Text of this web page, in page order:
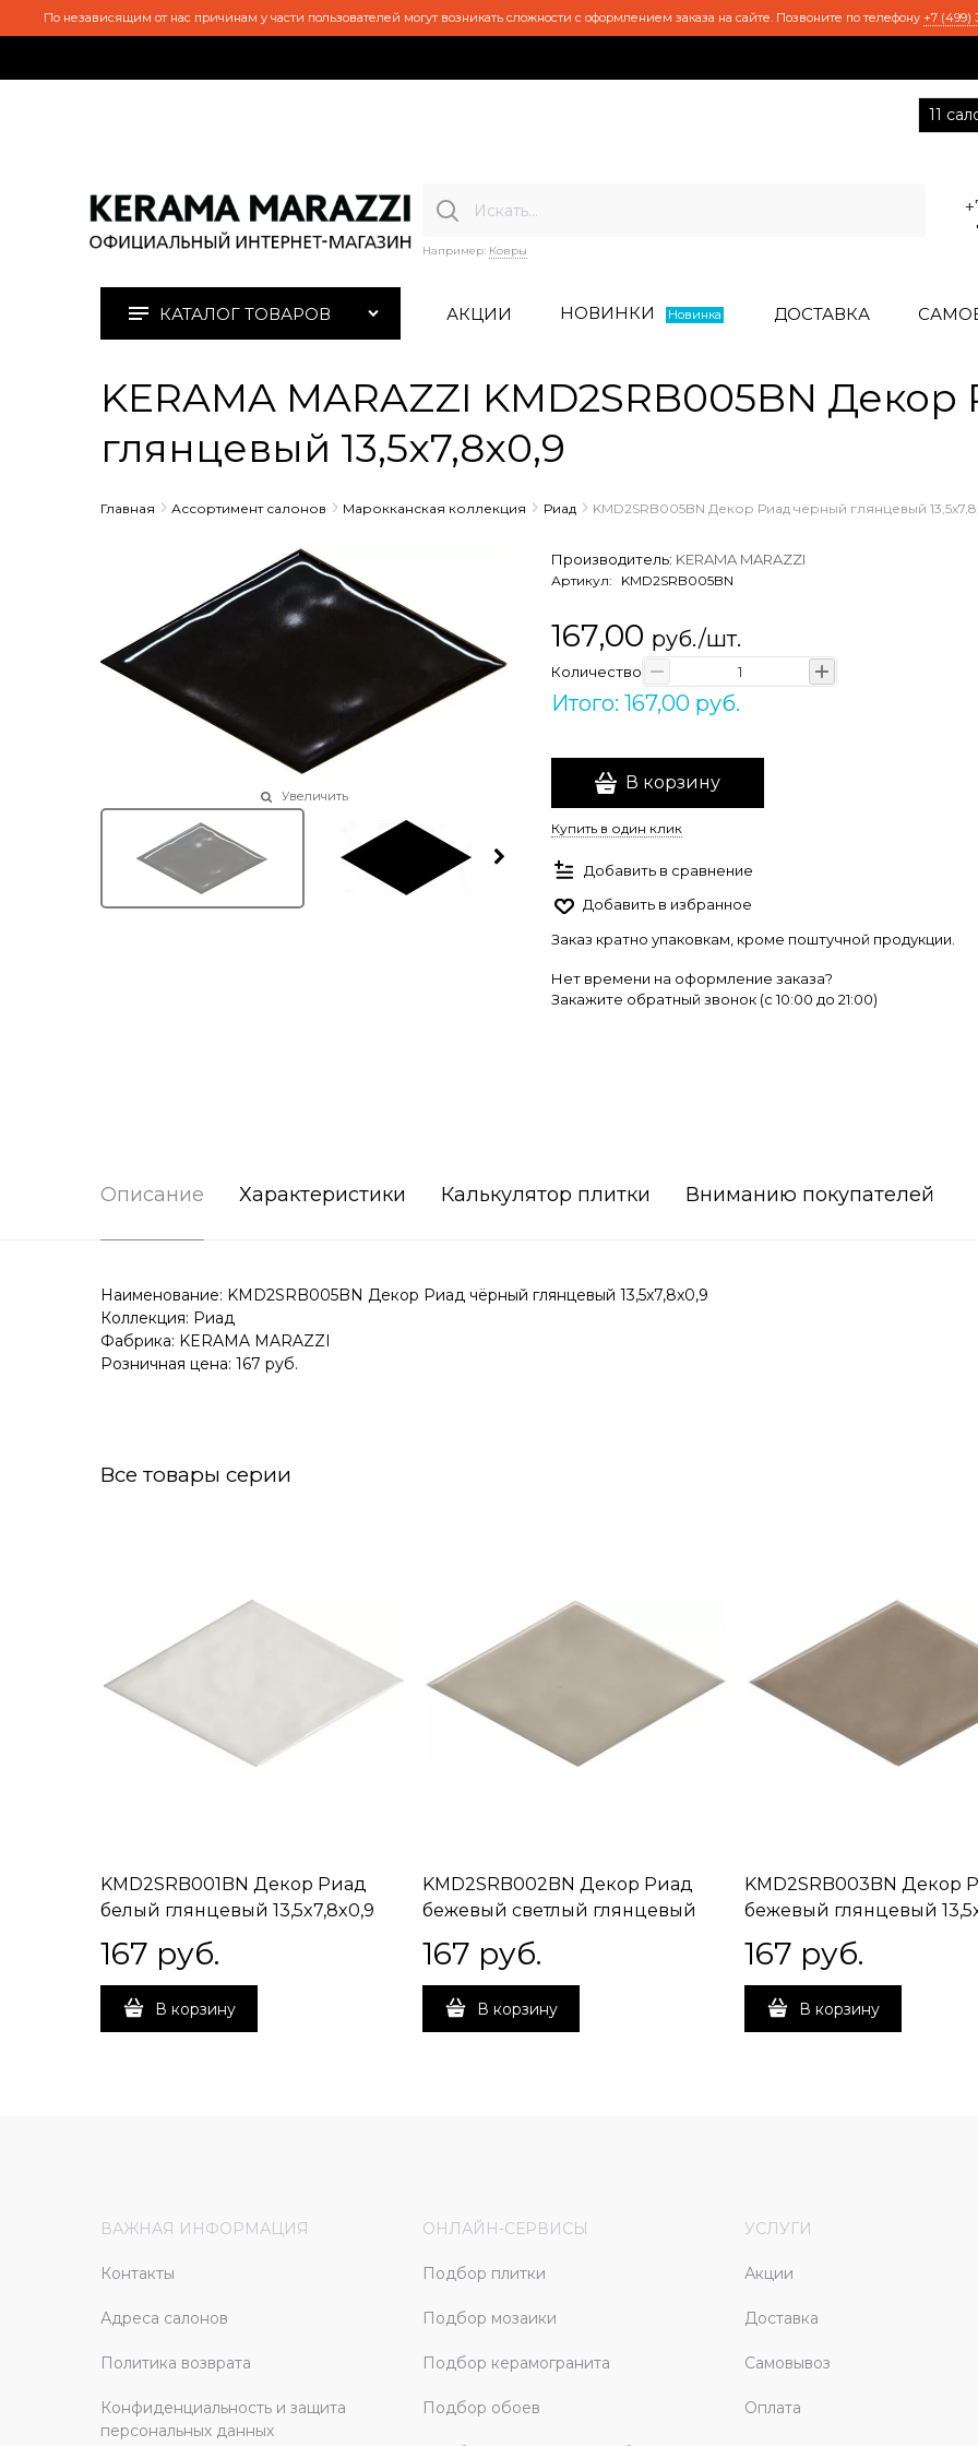
По независящим от нас причинам у части пользователей могут возникать сложности с оформлением заказа на сайте. Позвоните по телефону +7 (499)
11
Например: Ковры
КАТАЛОГ ТОВАРОВ АКЦИИ НОВИНКИ Новинка ДОСТАВКА
KERAMA MARAZZI KMD2SRB005BN
глянцевый 13,5x7,8x0,9
Главная Ассортимент салонов Марокканская коллекция Риад KMD2SRB005BN Декор Риад чёрный глянцевый
Увеличить
Производитель: KERAMA MARAZZI
Артикул: KMD2SRB005BN
167,00 руб./шт.
Количество
Итого: 167,00 руб.
В корзину
Купить в один клик
Добавить в сравнение
Добавить в избранное
Заказ кратно упаковкам, кроме поштучной продукции.
Нет времени на оформление заказа?
Закажите обратный звонок (c 10:00 до 21:00)
Описание Характеристики Калькулятор плитки Вниманию покупателей
Наименование: KMD2SRB005BN Декор Риад чёрный глянцевый 13,5x7,8x0,9
Коллекция: Риад
Фабрика: KERAMA MARAZZI
Розничная цена: 167 руб.
Все товары серии
KMD2SRB001BN Декор Риад
белый глянцевый 13,5x7,8x0,9
167 руб.
В корзину
KMD2SRB002BN Декор Риад
бежевый светлый глянцевый
167 руб.
В корзину
KMD2SRB003BN Декор
бежевый глянцевый
167 руб.
В корзину
ВАЖНАЯ ИНФОРМАЦИЯ
Контакты
Адреса салонов
Политика возврата
Конфиденциальность и защита
персональных данных
ОНЛАЙН-СЕРВИСЫ
Подбор плитки
Подбор мозаики
Подбор керамогранита
Подбор обоев
УСЛУГИ
Акции
Доставка
Самовывоз
Оплата